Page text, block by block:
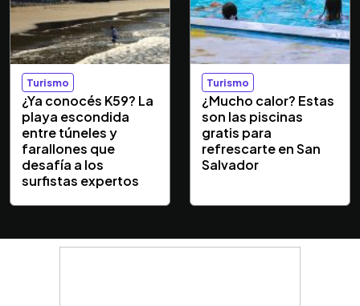
Turismo
¿Ya conocés K59? La
playa escondida
entre túneles y
farallones que
desafía a los
surfistas expertos
Turismo
¿Mucho calor? Estas
son las piscinas
gratis para
refrescarte en San
Salvador